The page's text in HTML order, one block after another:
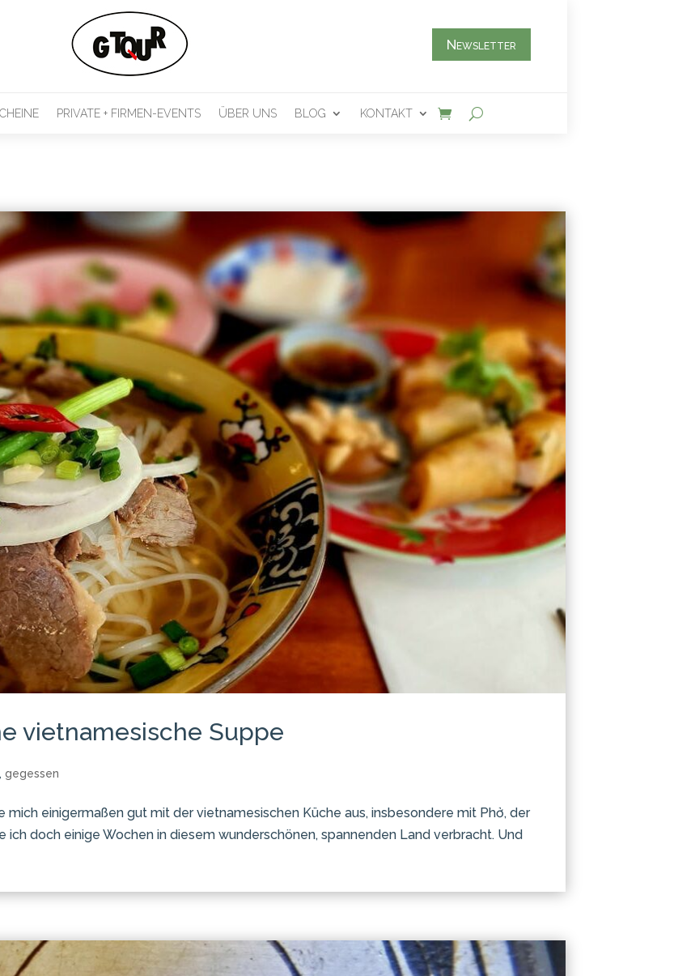
Newsletter
PRIVATE + FIRMEN-EVENTS ÜBER UNS BLOG KONTAKT
vietnamesische Suppe
, gegessen
einigermaßen gut mit der vietnamesischen Küche aus, insbesondere mit Phở, der
doch einige Wochen in diesem wunderschönen, spannenden Land verbracht. Und